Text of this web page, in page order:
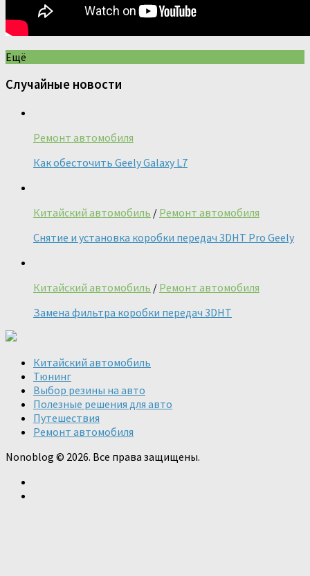
Ещё
Случайные новости
Ремонт автомобиля
Как обесточить Geely Galaxy L7
Китайский автомобиль / Ремонт автомобиля
Снятие и установка коробки передач 3DHT Pro Geely
Китайский автомобиль / Ремонт автомобиля
Замена фильтра коробки передач 3DHT
Китайский автомобиль
Тюнинг
Выбор резины на авто
Полезные решения для авто
Путешествия
Ремонт автомобиля
Nonoblog © 2026. Все права защищены.